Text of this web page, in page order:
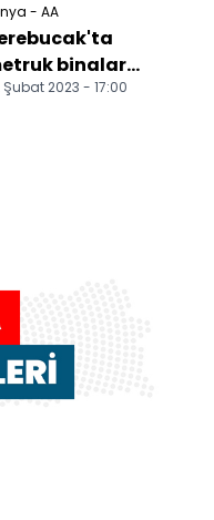
- AA
binalar
Şubat 2023 - 17:00